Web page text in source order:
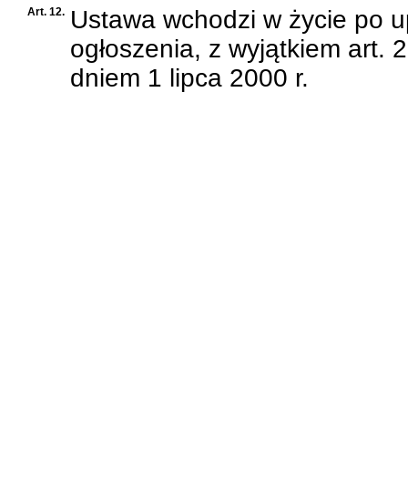
Art. 12. Ustawa wchodzi w życie po
ogłoszenia, z wyjątkiem art.
dniem 1 lipca 2000 r.